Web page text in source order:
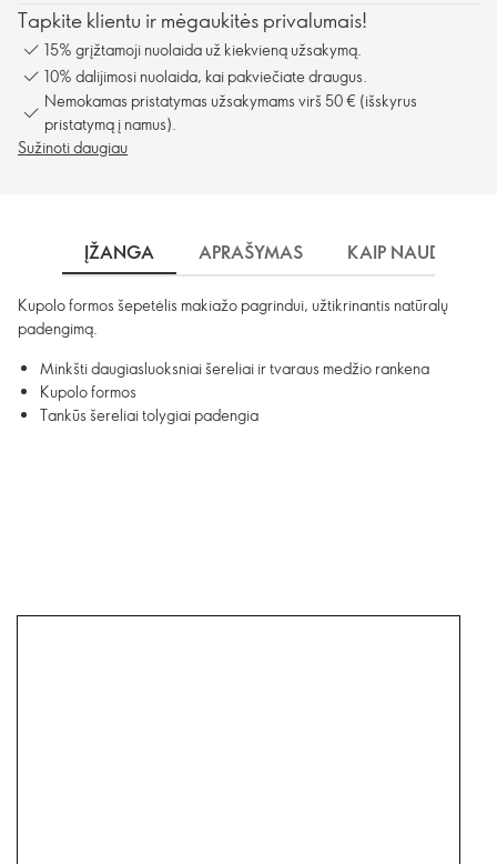
Tapkite klientu ir mėgaukitės privalumais!
15% grįžtamoji nuolaida už kiekvieną užsakymą.
10% dalijimosi nuolaida, kai pakviečiate draugus.
Nemokamas pristatymas užsakymams virš 50 € (išskyrus
pristatymą į namus).
Sužinoti daugiau
ĮŽANGA APRAŠYMAS KAIP NAUDOTI?
Kupolo formos šepetėlis makiažo pagrindui, užtikrinantis natūralų
padengimą.
Minkšti daugiasluoksniai šereliai ir tvaraus medžio rankena
Kupolo formos
Tankūs šereliai tolygiai padengia